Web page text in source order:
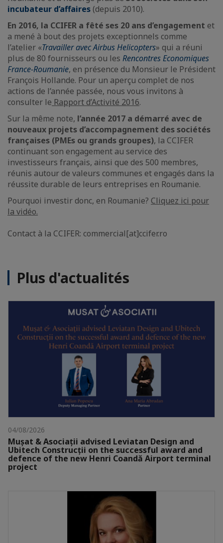
incubateur d’affaires (depuis 2010).
En 2016, la CCIFER a fêté ses 20 ans d’engagement et
a mené à bout des projets exceptionnels comme
l’atelier «Travailler avec Airbus Helicopters» qui a réuni
plus de 80 fournisseurs ou les Rencontres Economiques
France-Roumanie, en présence du Monsieur le Président
François Hollande. Pour un aperçu complet de nos
actions de l’année passée, nous vous invitons à
consulter le Rapport d’Activité 2016.
Sur la même note, l’année 2017 a démarré avec de
nouveaux projets d’accompagnement des sociétés
françaises (PMEs ou grands groupes), la CCIFER
continuant son engagement au service des
investisseurs français, ainsi que des 500 membres,
réunis autour de valeurs communes et engagés dans la
réussite durable de leurs entreprises en Roumanie.
Pourquoi investir donc, en Roumanie? Cliquez ici pour
la vidéo.
Contact à la CCIFER: commercial[at]ccifer.ro
Plus d'actualités
04/08/2026
Mușat & Asociații advised Leviatan Design and
Ubitech Construcții on the successful award and
defence of the new Henri Coandă Airport terminal
project